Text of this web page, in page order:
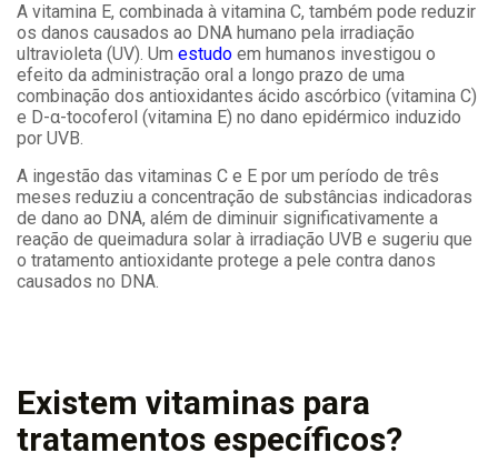
A vitamina E, combinada à vitamina C, também pode reduzir
os danos causados ao DNA humano pela irradiação
ultravioleta (UV). Um estudo em humanos investigou o
efeito da administração oral a longo prazo de uma
combinação dos antioxidantes ácido ascórbico (vitamina C)
e D-α-tocoferol (vitamina E) no dano epidérmico induzido
por UVB.
A ingestão das vitaminas C e E por um período de três
meses reduziu a concentração de substâncias indicadoras
de dano ao DNA, além de diminuir significativamente a
reação de queimadura solar à irradiação UVB e sugeriu que
o tratamento antioxidante protege a pele contra danos
causados no DNA.
Existem vitaminas para
tratamentos específicos?